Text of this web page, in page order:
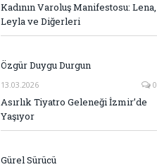
Kadının Varoluş Manifestosu: Lena,
Leyla ve Diğerleri
Özgür Duygu Durgun
13.03.2026 0
Asırlık Tiyatro Geleneği İzmir’de
Yaşıyor
Gürel Sürücü